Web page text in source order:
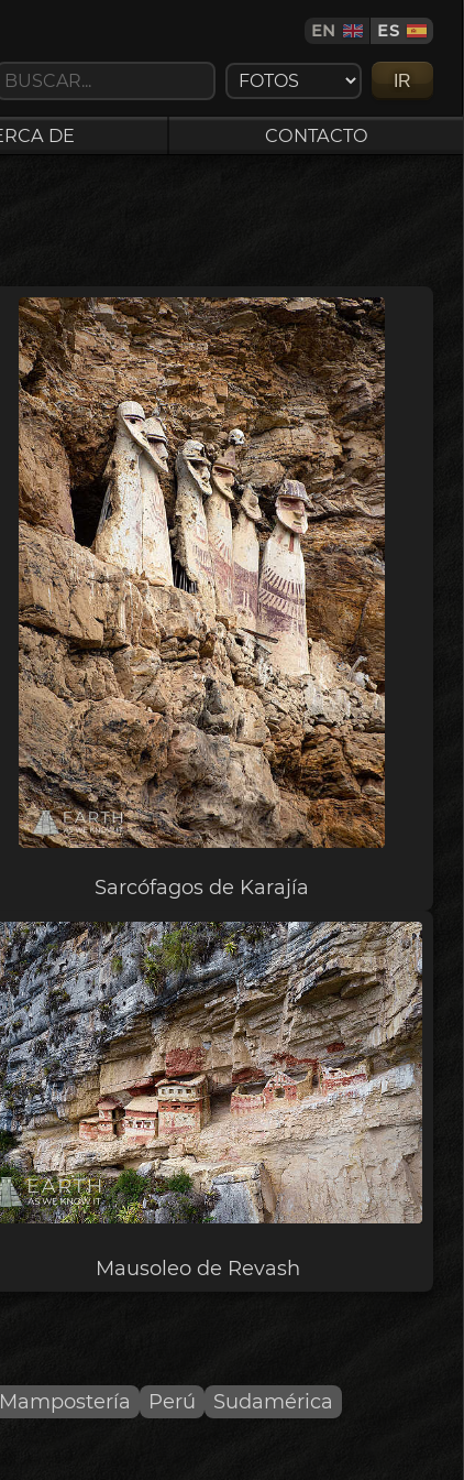
IR
DE CONTACTO
EN ES
Sarcófagos de Karajía
Mausoleo de Revash
Mampostería Perú Sudamérica